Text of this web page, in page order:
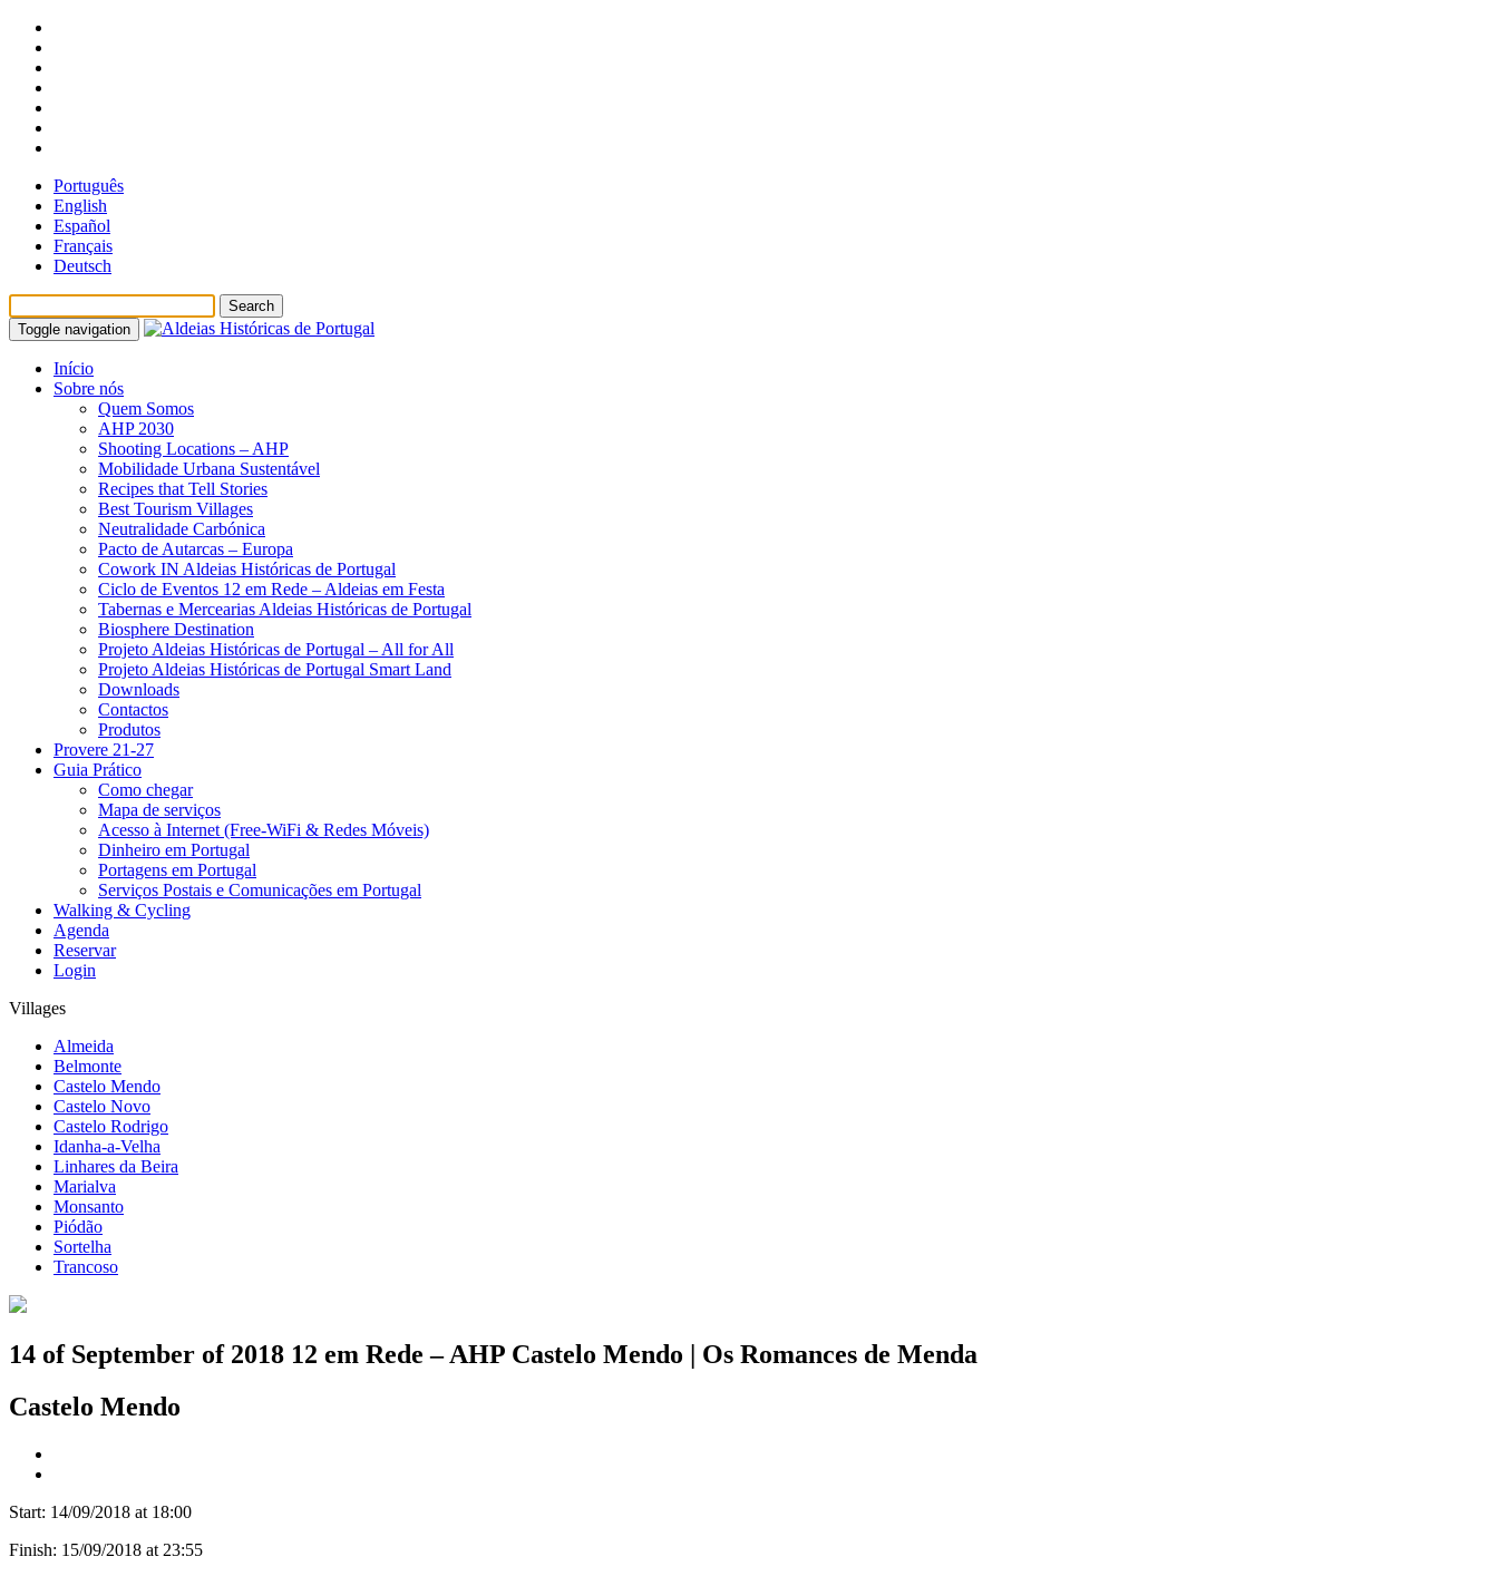
Português
English
Español
Français
Deutsch
Toggle navigation
Início
Sobre nós
Quem Somos
AHP 2030
Shooting Locations – AHP
Mobilidade Urbana Sustentável
Recipes that Tell Stories
Best Tourism Villages
Neutralidade Carbónica
Pacto de Autarcas – Europa
Cowork IN Aldeias Históricas de Portugal
Ciclo de Eventos 12 em Rede – Aldeias em Festa
Tabernas e Mercearias Aldeias Históricas de Portugal
Biosphere Destination
Projeto Aldeias Históricas de Portugal – All for All
Projeto Aldeias Históricas de Portugal Smart Land
Downloads
Contactos
Produtos
Provere 21-27
Guia Prático
Como chegar
Mapa de serviços
Acesso à Internet (Free-WiFi & Redes Móveis)
Dinheiro em Portugal
Portagens em Portugal
Serviços Postais e Comunicações em Portugal
Walking & Cycling
Agenda
Reservar
Login
Villages
Almeida
Belmonte
Castelo Mendo
Castelo Novo
Castelo Rodrigo
Idanha-a-Velha
Linhares da Beira
Marialva
Monsanto
Piódão
Sortelha
Trancoso
14 of September of 2018 12 em Rede – AHP Castelo Mendo | Os Romances de Menda
Castelo Mendo
Start: 14/09/2018 at 18:00
Finish: 15/09/2018 at 23:55